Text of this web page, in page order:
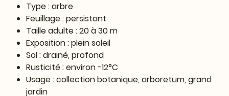
Type : arbre
Feuillage : persistant
Taille adulte : 20 à 30 m
Exposition : plein soleil
Sol : drainé, profond
Rusticité : environ -12°C
Usage : collection botanique, arboretum, grand
jardin